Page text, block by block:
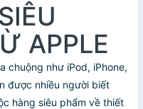
APPLE
chuộng như iPod, iPhone,
được nhiều người biết
hàng siêu phẩm về thiết